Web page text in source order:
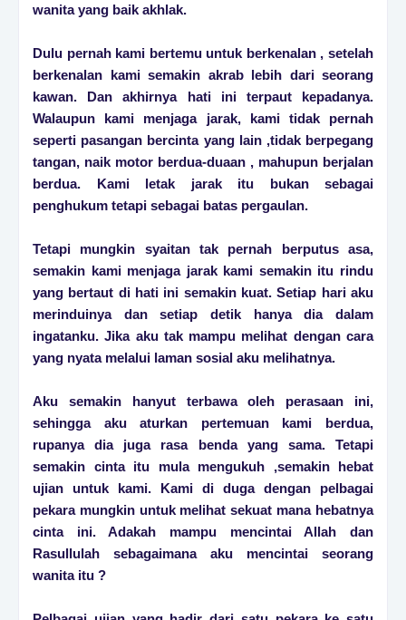
wanita yang baik akhlak.
Dulu pernah kami bertemu untuk berkenalan , setelah
berkenalan kami semakin akrab lebih dari seorang
kawan. Dan akhirnya hati ini terpaut kepadanya.
Walaupun kami menjaga jarak, kami tidak pernah
seperti pasangan bercinta yang lain ,tidak berpegang
tangan, naik motor berdua-duaan , mahupun berjalan
berdua. Kami letak jarak itu bukan sebagai
penghukum tetapi sebagai batas pergaulan.
Tetapi mungkin syaitan tak pernah berputus asa,
semakin kami menjaga jarak kami semakin itu rindu
yang bertaut di hati ini semakin kuat. Setiap hari aku
merinduinya dan setiap detik hanya dia dalam
ingatanku. Jika aku tak mampu melihat dengan cara
yang nyata melalui laman sosial aku melihatnya.
Aku semakin hanyut terbawa oleh perasaan ini,
sehingga aku aturkan pertemuan kami berdua,
rupanya dia juga rasa benda yang sama. Tetapi
semakin cinta itu mula mengukuh ,semakin hebat
ujian untuk kami. Kami di duga dengan pelbagai
pekara mungkin untuk melihat sekuat mana hebatnya
cinta ini. Adakah mampu mencintai Allah dan
Rasullulah sebagaimana aku mencintai seorang
wanita itu ?